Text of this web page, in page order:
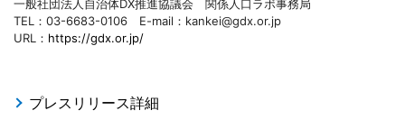
一般社団法人自治体DX推進協議会 関係人口ラボ事務局
TEL：03-6683-0106 E-mail：kankei@gdx.or.jp
URL： https://gdx.or.jp/
プレスリリース詳細